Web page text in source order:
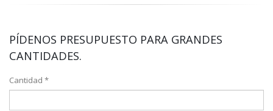
PÍDENOS PRESUPUESTO PARA GRANDES
CANTIDADES.
Cantidad *